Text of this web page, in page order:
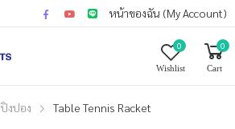
หน้าของฉัน (My Account)
0
Wishlist
0
Cart
ปิงปอง Table Tennis Racket